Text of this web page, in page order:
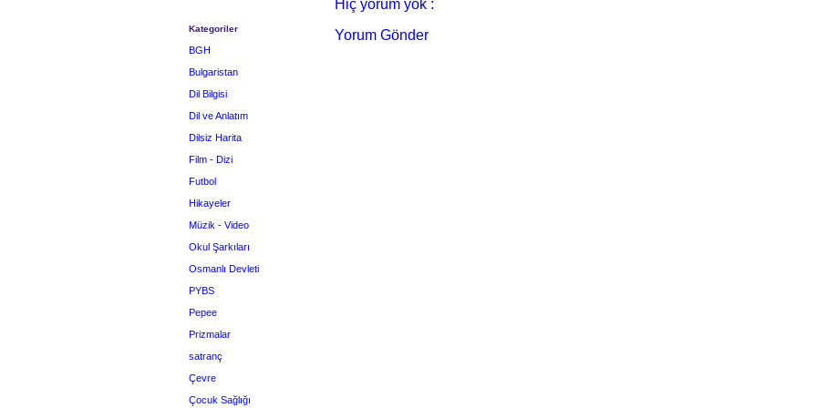
Hiç yorum yok :
Yorum Gönder
Kategoriler
BGH
Bulgaristan
Dil Bilgisi
Dil ve Anlatım
Dilsiz Harita
Film - Dizi
Futbol
Hikayeler
Müzik - Video
Okul Şarkıları
Osmanlı Devleti
PYBS
Pepee
Prizmalar
satranç
Çevre
Çocuk Sağlığı